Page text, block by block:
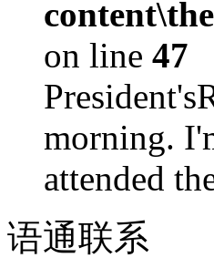
on line 47
morning.
attended
语通联系